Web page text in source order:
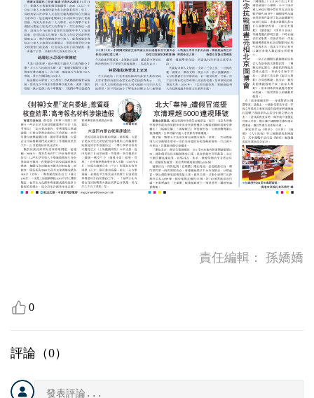
責任編輯： 孫嬌嬌
0
評論（0）